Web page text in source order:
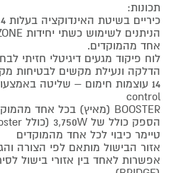
תכונות:
אחד מהמוקדים.
לוח פיקוד מגעים דיגיטלי חזיתי
הדלקה ונעילת מקשים לבטיחות
control
BOOSTER (מאיץ) בכל אחד מהמוקדים להגברת עוצמת החימום
הספק כולל של 3,750W (כולל Booster)
טיימר כיבוי לכל אחד מהמוקדים
אזור הבישול מותאם לפי הצורה
אפשרות לאחד בין אזורי בישול